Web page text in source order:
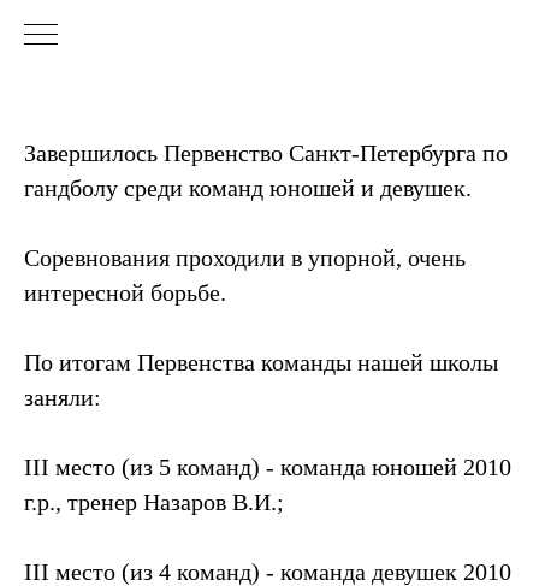
Завершилось Первенство Санкт-Петербурга по
гандболу среди команд юношей и девушек.
Соревнования проходили в упорной, очень
интересной борьбе.
По итогам Первенства команды нашей школы
заняли:
III место (из 5 команд) - команда юношей 2010
г.р., тренер Назаров В.И.;
III место (из 4 команд) - команда девушек 2010